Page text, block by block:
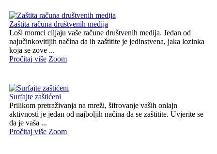
Zaštita računa društvenih medija
Loši momci ciljaju vaše račune društvenih medija. Jedan od
najučinkovitijih načina da ih zaštitite je jedinstvena, jaka lozinka
koja se zove ...
Pročitaj više Zoom
Surfajte zaštićeni
Prilikom pretraživanja na mreži, šifrovanje vaših onlajn
aktivnosti je jedan od najboljih načina da se zaštitite. Uvjerite se
da je vaša ...
Pročitaj više Zoom